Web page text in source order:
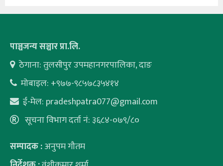
पाञ्चजन्य सञ्चार प्रा.लि.
ठेगाना: तुलसीपुर उपमहानगरपालिका, दाङ
मोबाइल: +९७७-९८५७८३५४१४
ई-मेल: pradeshpatra077@gmail.com
सूचना विभाग दर्ता नं: ३६८४-०७९/८०
सम्पादक :अनुपम गौतम